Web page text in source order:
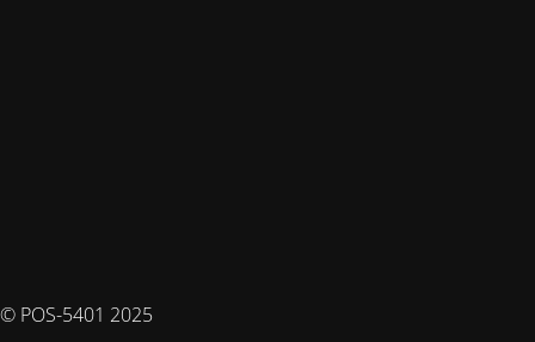
© POS-5401 2025